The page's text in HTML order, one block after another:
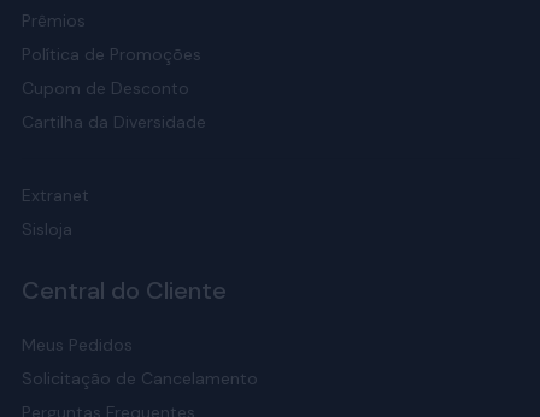
Prêmios
Política de Promoções
Cupom de Desconto
Cartilha da Diversidade
Extranet
Sisloja
Central do Cliente
Meus Pedidos
Solicitação de Cancelamento
Perguntas Frequentes